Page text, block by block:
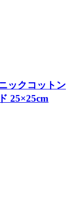
ックコットン
25×25cm